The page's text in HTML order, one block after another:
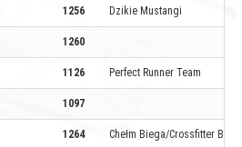
1256 Dzikie Mustangi
1260
1126 Perfect Runner Team
1097
1264 Chełm Biega/Crossfitter Box